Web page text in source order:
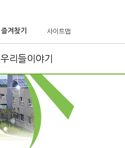
즐겨찾기 사이트맵
우리들이야기